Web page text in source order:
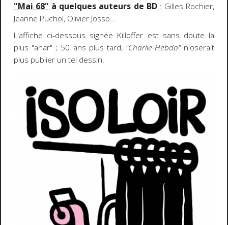
"Mai 68" à quelques auteurs de BD: Gilles Rochier,
Jeanne Puchol, Olivier Josso...
L'affiche ci-dessous signée Killoffer est sans doute la
plus "anar" ; 50 ans plus tard, "Charlie-Hebdo"n'oserait
plus publier un tel dessin.